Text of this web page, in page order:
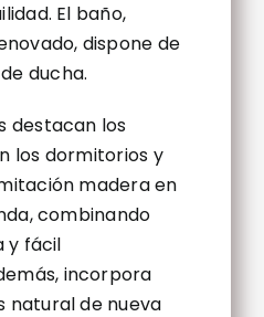
El baño,
dispone de
ducha.
destacan los
los dormitorios y
madera en
combinando
y fácil
incorpora
natural de nueva